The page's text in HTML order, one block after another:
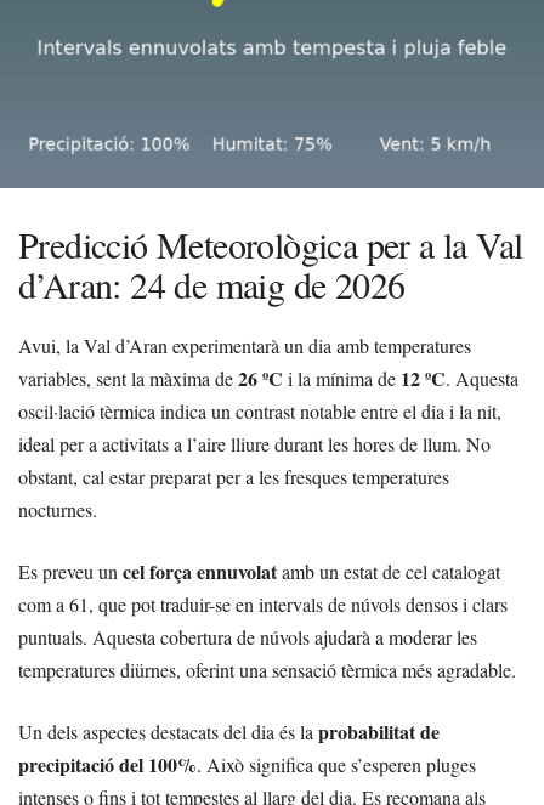
Predicció Meteorològica per a la Val
d’Aran: 24 de maig de 2026
Avui, la Val d’Aran experimentarà un dia amb temperatures
variables, sent la màxima de26 ºC i la mínima de 12 ºC. Aquesta
oscil·lació tèrmica indica un contrast notable entre el dia i la nit,
ideal per a activitats a l’aire lliure durant les hores de llum. No
obstant, cal estar preparat per a les fresques temperatures
nocturnes.
Es preveu uncel força ennuvolatamb un estat de cel catalogat
com a 61, que pot traduir-se en intervals de núvols densos i clars
puntuals. Aquesta cobertura de núvols ajudarà a moderar les
temperatures diürnes, oferint una sensació tèrmica més agradable.
Un dels aspectes destacats del dia és laprobabilitat de
precipitació del 100%. Això significa que s’esperen pluges
intenses o fins i tot tempestes al llarg del dia. Es recomana als